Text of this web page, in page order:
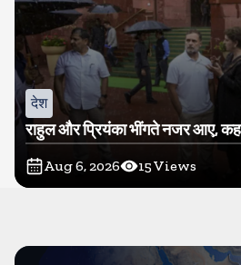
देश
राहुल और प्रियंका भींगते नजर आए,
Aug 6, 2026 15Views